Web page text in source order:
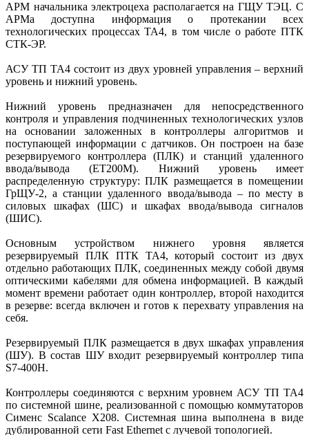
АРМ начальника электроцеха располагается на ГЩУ ТЭЦ. С
АРМа доступна информация о протекании всех
технологических процессах ТА4, в том числе о работе ПТК
СТК-ЭР.
АСУ ТП ТА4 состоит из двух уровней управления – верхний
уровень и нижний уровень.
Нижний уровень предназначен для непосредственного
контроля и управления подчиненных технологических узлов
на основании заложенных в контроллеры алгоритмов и
поступающей информации с датчиков. Он построен на базе
резервируемого контроллера (ПЛК) и станций удаленного
ввода/вывода (ET200M). Нижний уровень имеет
распределенную структуру: ПЛК размещается в помещении
ГрЩУ-2, а станции удаленного ввода/вывода – по месту в
силовых шкафах (ШС) и шкафах ввода/вывода сигналов
(ШИС).
Основным устройством нижнего уровня является
резервируемый ПЛК ПТК ТА4, который состоит из двух
отдельно работающих ПЛК, соединенных между собой двумя
оптическими кабелями для обмена информацией. В каждый
момент времени работает один контроллер, второй находится
в резерве: всегда включен и готов к перехвату управления на
себя.
Резервируемый ПЛК размещается в двух шкафах управления
(ШУ). В состав ШУ входит резервируемый контроллер типа
S7-400H.
Контроллеры соединяются с верхним уровнем АСУ ТП ТА4
по системной шине, реализованной с помощью коммутаторов
Сименс Scalance X208. Системная шина выполнена в виде
дублированной сети Fast Ethernet с лучевой топологией.